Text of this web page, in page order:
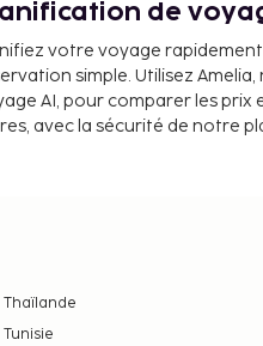
dans cet hébergement ne
d'informations, veuillez
dans la
liés au ménage sont
de
votre voyage
simple. Utilisez
AI, pour comparer les prix
avec la sécurité de notre
Thaïlande
Tunisie